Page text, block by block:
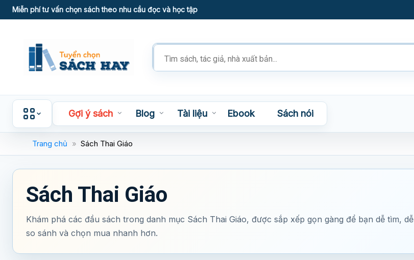
Skip
to
Miễn phí tư vấn chọn sách theo nhu cầu đọc và học tập
Tìm
kiếm
phẩm
Gợi ý sách Blog Tài liệu Ebook Sách nói
Trang chủ » Sách Thai Giáo
Sách Thai Giáo
Khám phá các đầu sách trong danh mục Sách Thai Giáo, được sắp xếp gọn gàng để bạn dễ tìm, dễ
so sánh và chọn mua nhanh hơn.